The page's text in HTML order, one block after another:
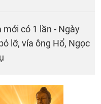
mới có 1 lần - Ngày
lỡ, vía ông Hổ, Ngọc